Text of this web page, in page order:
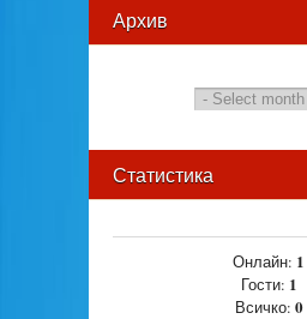
Архив
Статистика
Онлайн: 1
Гости: 1
Всичко: 0